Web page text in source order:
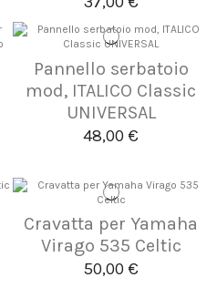
Pannello serbatoio
mod, ITALICO Classic
UNIVERSAL
48,00 €
Cravatta per Yamaha
Virago 535 Celtic
50,00 €